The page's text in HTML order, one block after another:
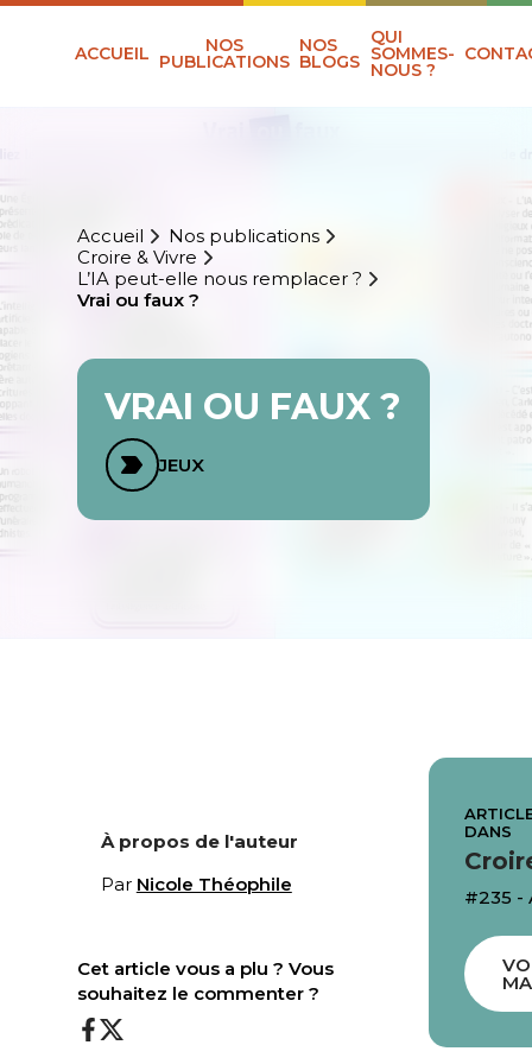
ACCUEIL NOS
PUBLICATIONS
NOS
BLOGS
QUI
SOMMES-
NOUS ?
Accueil
Nos publications
Croire & Vivre
L’IA peut-elle nous remplacer ?
Vrai ou faux ?
VRAI OU FAUX ?
JEUX
À propos de l'auteur
Par Nicole Théophile
Cet article vous a plu ? Vous
souhaitez le commenter ?
DANS
#235 -